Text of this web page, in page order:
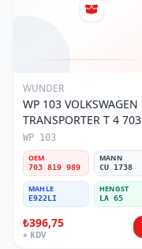
WUNDER
WP 103 VOLKSWAGEN
TRANSPORTER T 4 703
819 989 Polen Filtresi
WP 103
OEM
703 819 989
MANN
CU 1738
MAHLE
E922LI
HENGST
LA 65
₺396,75
+ KDV